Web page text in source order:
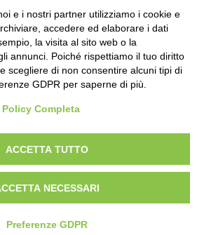
Bra
12060 Pocapaglia CN
e i nostri partner utilizziamo i cookie e
accedere ed elaborare i dati
la visita al sito web o la
annunci. Poiché rispettiamo il tuo diritto
scegliere di non consentire alcuni tipi di
GDPR per saperne di più.
Completa
ACCETTA TUTTO
NECESSARI
Preferenze GDPR